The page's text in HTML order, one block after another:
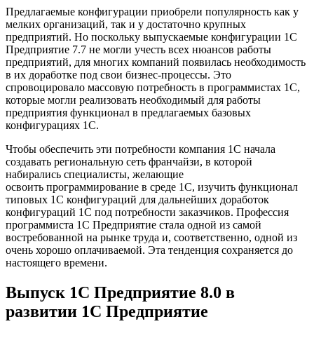
Предлагаемые конфигурации приобрели популярность как у
мелких организаций, так и у достаточно крупных
предприятий. Но поскольку выпускаемые конфигурации 1С
Предприятие 7.7 не могли учесть всех нюансов работы
предприятий, для многих компаний появилась необходимость
в их доработке под свои бизнес-процессы. Это
спровоцировало массовую потребность в программистах 1С,
которые могли реализовать необходимый для работы
предприятия функционал в предлагаемых базовых
конфигурациях 1С.
Чтобы обеспечить эти потребности компания 1С начала
создавать региональную сеть франчайзи, в которой
набирались специалисты, желающие
освоить программирование в среде 1С, изучить функционал
типовых 1С конфигураций для дальнейших доработок
конфигураций 1С под потребности заказчиков. Профессия
программиста 1С Предприятие стала одной из самой
востребованной на рынке труда и, соответственно, одной из
очень хорошо оплачиваемой. Эта тенденция сохраняется до
настоящего времени.
Выпуск 1С Предприятие 8.0 в
развитии 1С Предприятие